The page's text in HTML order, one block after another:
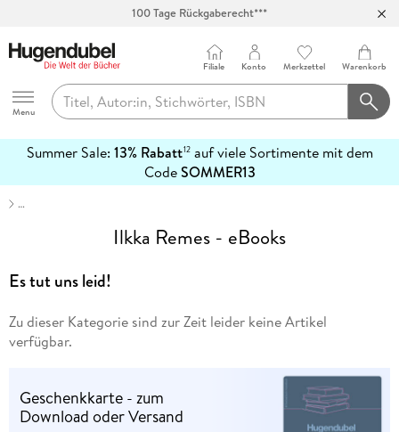
100 Tage Rückgaberecht***
Hugendubel
Menu
Filiale Konto Merkzettel Warenkorb
Summer Sale: 13% Rabatt12auf viele Sortimente mit dem
CodeSOMMER13
erfahren
…
Ilkka Remes - eBooks
Es tut uns leid!
Zu dieser Kategorie sind zur Zeit leider keine Artikel
verfügbar.
Geschenkkarte - zum
Download oder Versand